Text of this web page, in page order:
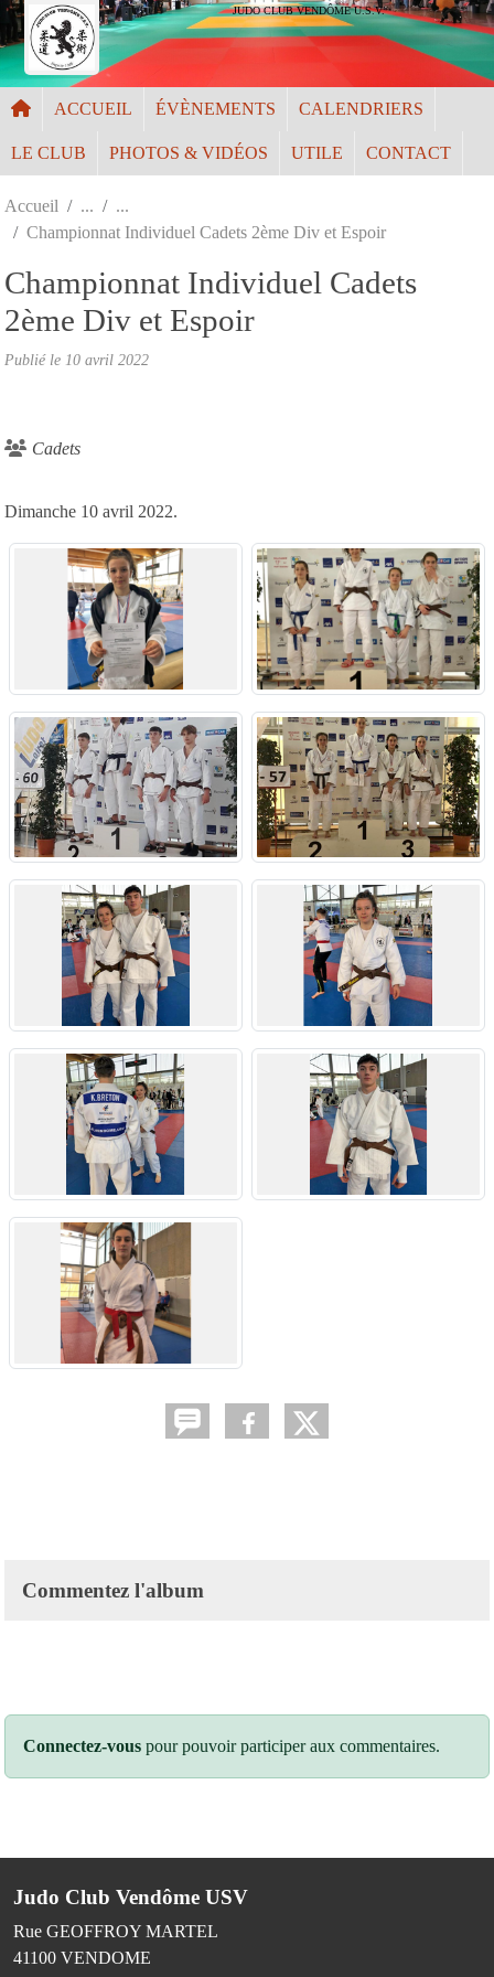
JUDO CLUB VENDÔME U.S.V.
ACCUEIL ÉVÈNEMENTS CALENDRIERS
LE CLUB PHOTOS & VIDÉOS UTILE CONTACT
Accueil
Championnat Individuel Cadets 2ème Div et Espoir
Championnat Individuel Cadets
2ème Div et Espoir
Publié le 10 avril 2022
Cadets
Dimanche 10 avril 2022.
Commentez l'album
Connectez-vous pour pouvoir participer aux commentaires.
Judo Club Vendôme USV
Rue GEOFFROY MARTEL
41100 VENDOME
Panneau de gestion des cookies